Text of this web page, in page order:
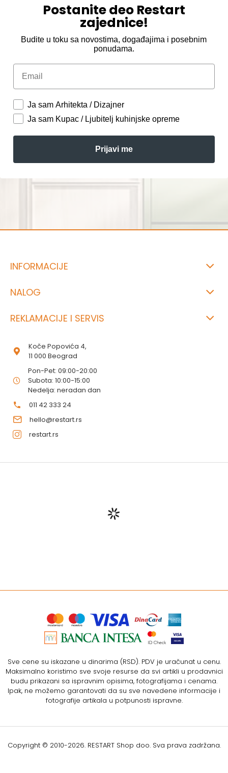
Postanite deo Restart
zajednice!
Budite u toku sa novostima, događajima i posebnim
ponudama.
Email
Ja sam Arhitekta / Dizajner
Ja sam Kupac / Ljubitelj kuhinjske opreme
Prijavi me
INFORMACIJE
NALOG
REKLAMACIJE I SERVIS
Koče Popovića 4,
11 000 Beograd
Pon-Pet: 09:00-20:00
Subota: 10:00-15:00
Nedelja: neradan dan
011 42 333 24
hello@restart.rs
restart.rs
Sve cene su iskazane u dinarima (RSD). PDV je uračunat u cenu.
Maksimalno koristimo sve svoje resurse da svi artikli u prodavnici
budu prikazani sa ispravnim opisima, fotografijama i cenama.
Ipak, ne možemo garantovati da su sve navedene informacije i
fotografije artikala u potpunosti ispravne.
Copyright © 2010-2026. RESTART Shop doo. Sva prava zadržana.